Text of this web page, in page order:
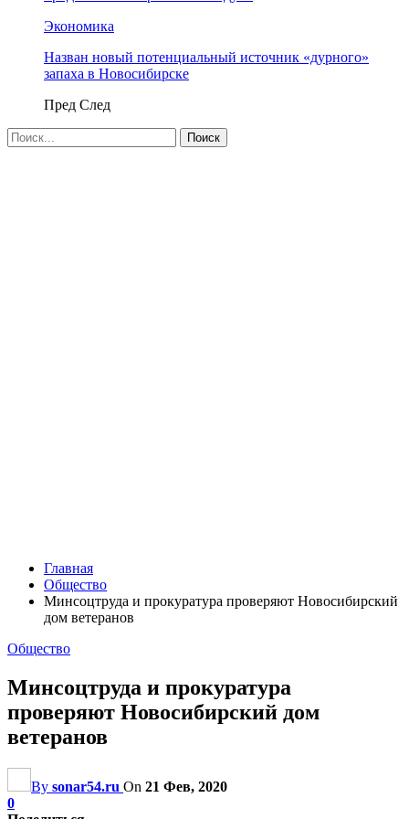
Экономика
Назван новый потенциальный источник «дурного»
запаха в Новосибирске
Пред След
Главная
Общество
Минсоцтруда и прокуратура проверяют Новосибирский
дом ветеранов
Общество
Минсоцтруда и прокуратура
проверяют Новосибирский дом
ветеранов
By sonar54.ru On 21 Фев, 2020
0